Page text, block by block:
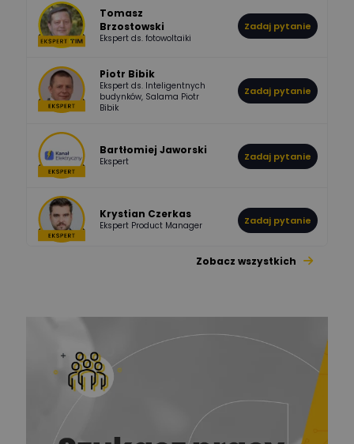
boss 532 714
DawidZak 796 244
Tomasz
Brzostowski
Ekspert ds. fotowoltaiki
Zadaj pytanie
Piotr Bibik
Ekspert ds. Inteligentnych
budynków, Salama Piotr
Bibik
Zadaj pytanie
Bartłomiej Jaworski
Ekspert Zadaj pytanie
Krystian Czerkas
Ekspert Product Manager Zadaj pytanie
Ekspert ds. prądu Zadaj pytanie
Krzysztof
Zadaj pytanie
Zobacz wszystkich